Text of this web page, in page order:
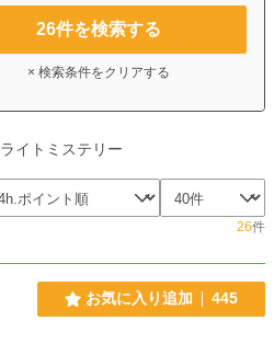
26件を検索する
× 検索条件をクリアする
ライトミステリー
26件
お気に入り追加 445